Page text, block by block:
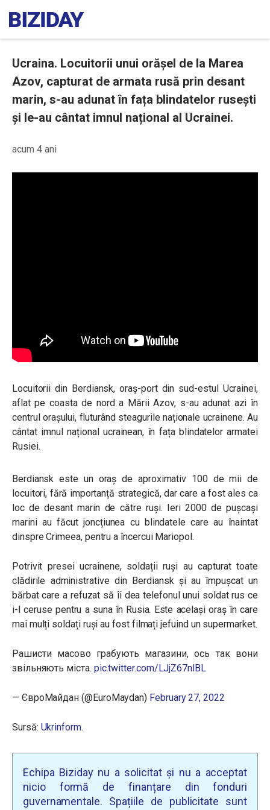
Ucraina. Locuitorii unui orășel de la Marea
Azov, capturat de armata rusă prin desant
marin, s-au adunat în fața blindatelor rusești
și le-au cântat imnul național al Ucrainei.
acum 4 ani
Locuitorii din Berdiansk, oraș-port din sud-estul Ucrainei,
aflat pe coasta de nord a Mării Azov, s-au adunat azi în
centrul orașului, fluturând steagurile naționale ucrainene. Au
cântat imnul național ucrainean, în fața blindatelor armatei
Rusiei.
Berdiansk este un oraș de aproximativ 100 de mii de
locuitori, fără importanță strategică, dar care a fost ales ca
loc de desant marin de către ruși. Ieri 2000 de pușcași
marini au făcut joncțiunea cu blindatele care au înaintat
dinspre Crimeea, pentru a încercui Mariopol.
Potrivit presei ucrainene, soldații ruși au capturat toate
clădirile administrative din Berdiansk și au împușcat un
bărbat care a refuzat să îi dea telefonul unui soldat rus ce
i-l ceruse pentru a suna în Rusia. Este același oraș în care
mai mulți soldați ruși au fost filmați jefuind un supermarket.
Рашисти масово грабують магазини, ось так вони
звільняють міста. pic.twitter.com/LJjZ67nlBL
— ЄвроМайдан (@EuroMaydan) February 27, 2022
Sursă: Ukrinform.
Echipa Biziday nu a solicitat și nu a acceptat
nicio formă de finanțare din fonduri
guvernamentale. Spațiile de publicitate sunt